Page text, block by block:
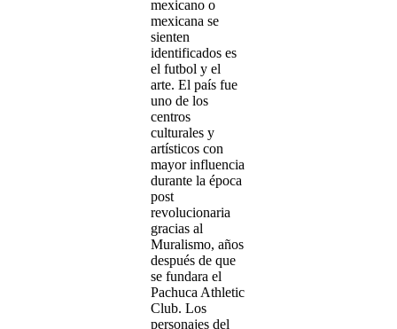
mexicano o
mexicana se
sienten
identificados es
el futbol y el
arte. El país fue
uno de los
centros
culturales y
artísticos con
mayor influencia
durante la época
post
revolucionaria
gracias al
Muralismo, años
después de que
se fundara el
Pachuca Athletic
Club. Los
personajes del